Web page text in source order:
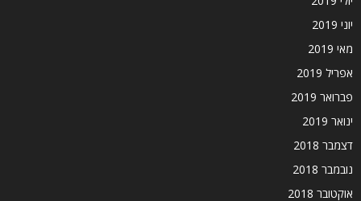
יוני 2019
מאי 2019
אפריל 2019
פברואר 2019
ינואר 2019
דצמבר 2018
נובמבר 2018
אוקטובר 2018